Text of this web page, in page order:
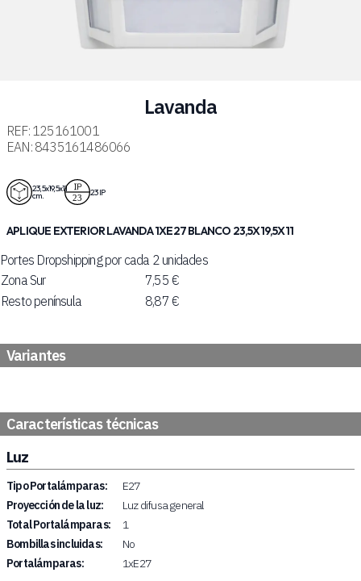
Lavanda
REF: 125161001
EAN: 8435161486066
23,5x19,5x11
cm. 23 IP
APLIQUE EXTERIOR LAVANDA 1XE27 BLANCO 23,5X19,5X11
Portes Dropshipping por cada 2 unidades
Zona Sur
7,55 €
Resto península
8,87 €
Variantes
Características técnicas
Luz
Tipo Portalámparas:
E27
Proyección de la luz:
Luz difusa general
Total Portalámparas:
1
Bombillas incluidas:
No
Portalámparas:
1xE27